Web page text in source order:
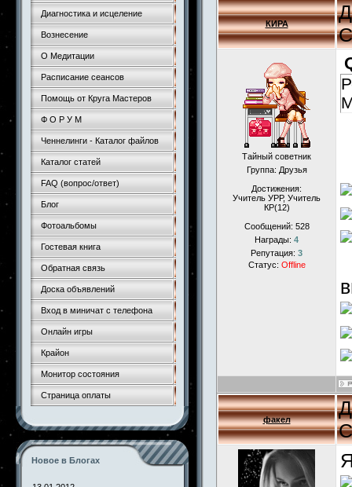
Диагностика и исцеление
Вознесение
О Медитации
Расписание сеансов
Помощь от Круга Мастеров
Ф О Р У М
Ченнелинги - Каталог файлов
Каталог статей
FAQ (вопрос/ответ)
Блог
Фотоальбомы
Гостевая книга
Обратная связь
Доска объявлений
Вход в миничат с телефона
Онлайн игры
Крайон
Монитор состояния
Страница оплаты
Новое в Блогах
КИРА
Тайный советник
Группа: Друзья
Достижения:
Учитель УРР, Учитель
КР(12)
Сообщений: 528
Награды: 4
Репутация: 3
Статус: Offline
факел